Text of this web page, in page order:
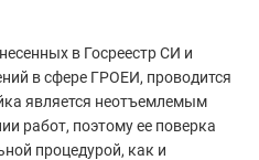
в Госреестр СИ и
в сфере ГРОЕИ, проводится
является неотъемлемым
работ, поэтому ее поверка
процедурой, как и